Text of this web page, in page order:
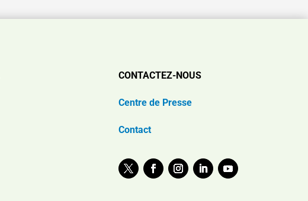
CONTACTEZ-NOUS
Centre de Presse
Contact